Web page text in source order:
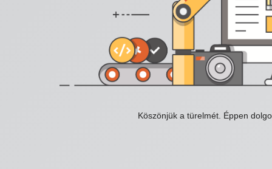
Köszönjük a türelmét. Éppen